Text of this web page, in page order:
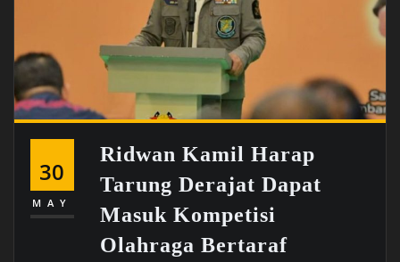
30
MAY
Ridwan Kamil Harap
Tarung Derajat Dapat
Masuk Kompetisi
Olahraga Bertaraf